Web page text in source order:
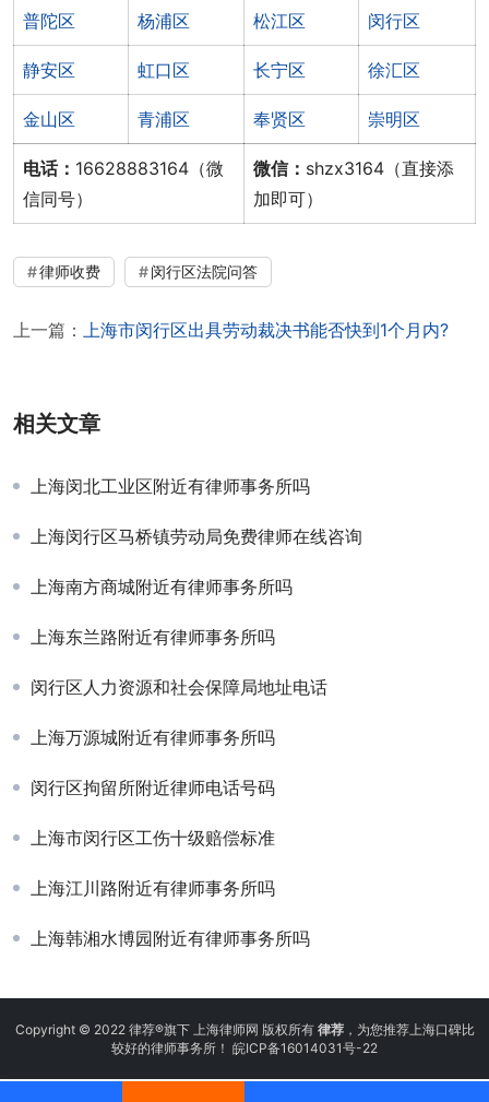
普陀区 杨浦区 松江区 闵行区
静安区 虹口区 长宁区 徐汇区
金山区 青浦区 奉贤区 崇明区
电话： 16628883164（微
信同号）
微信： shzx3164（直接添
加即可）
律师收费 闵行区法院问答
上一篇： 上海市闵行区出具劳动裁决书能否快到1个月内?
相关文章
上海闵北工业区附近有律师事务所吗
上海闵行区马桥镇劳动局免费律师在线咨询
上海南方商城附近有律师事务所吗
上海东兰路附近有律师事务所吗
闵行区人力资源和社会保障局地址电话
上海万源城附近有律师事务所吗
闵行区拘留所附近律师电话号码
上海市闵行区工伤十级赔偿标准
上海江川路附近有律师事务所吗
上海韩湘水博园附近有律师事务所吗
Copyright © 2022 律荐®旗下 上海律师网 版权所有 律荐，为您推荐上海口碑比
较好的律师事务所！ 皖ICP备16014031号-22